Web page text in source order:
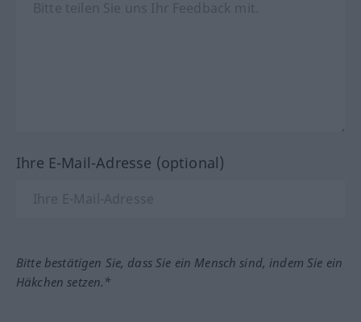
Ihre E-Mail-Adresse (optional)
Bitte bestätigen Sie, dass Sie ein Mensch sind, indem Sie ein
Häkchen setzen.*